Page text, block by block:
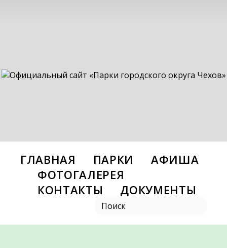
ГЛАВНАЯ ПАРКИ
АФИША
ФОТОГАЛЕРЕЯ
КОНТАКТЫ
ДОКУМЕНТЫ